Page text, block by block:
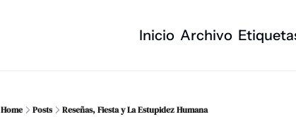
Inicio Archivo
Home Posts Reseñas, Fiesta y La Estupidez Humana